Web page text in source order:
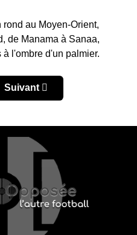
au Moyen-Orient,
de Manama à Sanaa,
l'ombre d'un palmier.
a assisté à DPMM –
Article suivant : AFC
Suivant